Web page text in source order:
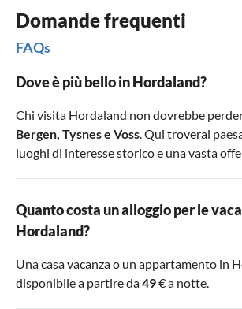
Domande frequenti
FAQs
Dove è più bello in Hordaland?
Chi visita Hordaland non dovrebbe
Bergen, Tysnese Voss. Qui troverai
luoghi di interesse storico e una vasta
Quanto costa un alloggio per le
Hordaland?
Una casa vacanza o un appartamento in
disponibile a partire da49€ a notte.